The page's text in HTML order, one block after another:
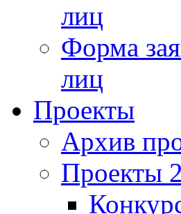
лиц
Форма
лиц
Проекты
Архив
Проекты